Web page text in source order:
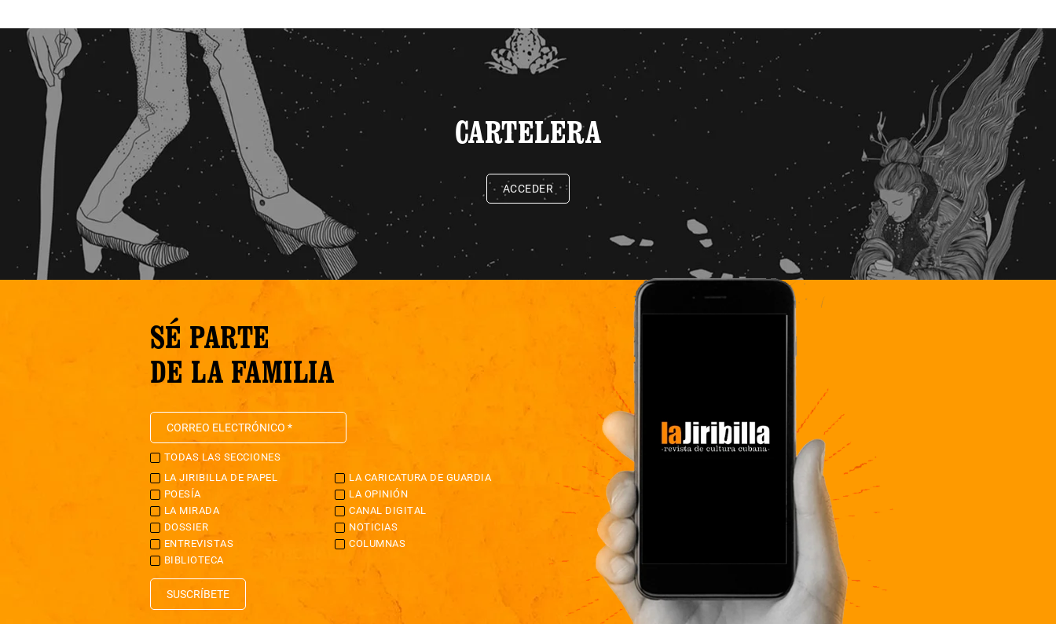
CARTELERA
ACCEDER
SÉ PARTE
DE LA FAMILIA
TODAS LAS SECCIONES
LA JIRIBILLA DE PAPEL
LA CARICATURA DE GUARDIA
POESÍA
LA OPINIÓN
LA MIRADA
CANAL DIGITAL
DOSSIER
NOTICIAS
ENTREVISTAS
COLUMNAS
BIBLIOTECA
SUSCRÍBETE